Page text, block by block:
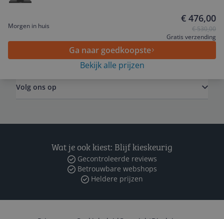
Morgen in huis
€ 476,00
€ 530,00
Gratis verzending
Ga naar goedkoopste
Bekijk alle prijzen
Volg ons op
Wat je ook kiest: Blijf kieskeurig
Gecontroleerde reviews
Betrouwbare webshops
Heldere prijzen